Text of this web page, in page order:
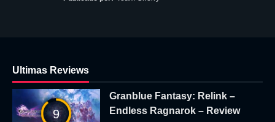
Ultimas Reviews
9
Granblue Fantasy: Relink –
Endless Ragnarok – Review